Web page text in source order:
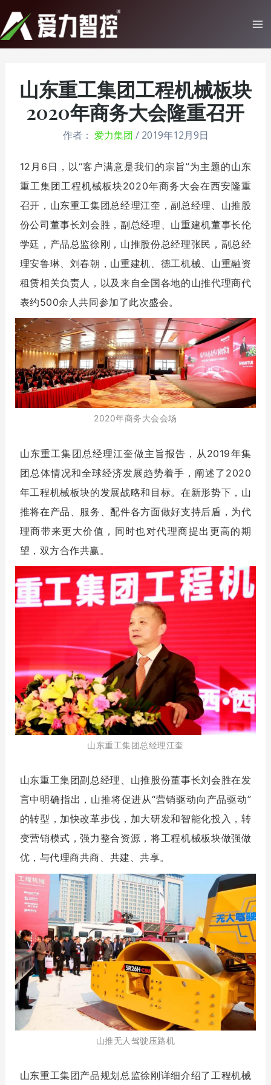
至
内
山东重工集团工程机械板块
2020年商务大会隆重召开
作者： 爱力集团 / 2019年12月9日
12月6日，以“客户满意是我们的宗旨”为主题的山东
重工集团工程机械板块2020年商务大会在西安隆重
召开，山东重工集团总经理江奎，副总经理、山推股
份公司董事长刘会胜，副总经理、山重建机董事长伦
学廷，产品总监徐刚，山推股份总经理张民，副总经
理安鲁琳、刘春朝，山重建机、德工机械、山重融资
租赁相关负责人，以及来自全国各地的山推代理商代
表约500余人共同参加了此次盛会。
2020年商务大会会场
山东重工集团总经理江奎做主旨报告，从2019年集
团总体情况和全球经济发展趋势着手，阐述了2020
年工程机械板块的发展战略和目标。在新形势下，山
推将在产品、服务、配件各方面做好支持后盾，为代
理商带来更大价值，同时也对代理商提出更高的期
望，双方合作共赢。
山东重工集团总经理江奎
山东重工集团副总经理、山推股份董事长刘会胜在发
言中明确指出，山推将促进从“营销驱动向产品驱动”
的转型，加快改革步伐，加大研发和智能化投入，转
变营销模式，强力整合资源，将工程机械板块做强做
优，与代理商共商、共建、共享。
山推无人驾驶压路机
山东重工集团产品规划总监徐刚详细介绍了工程机械